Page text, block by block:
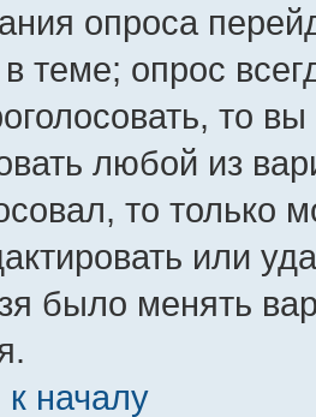
опроса
теме; опрос
то
любой из
то только
или
было менять
началу